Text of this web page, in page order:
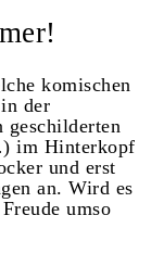
komischen
der
geschilderten
im Hinterkopf
und erst
an. Wird es
umso